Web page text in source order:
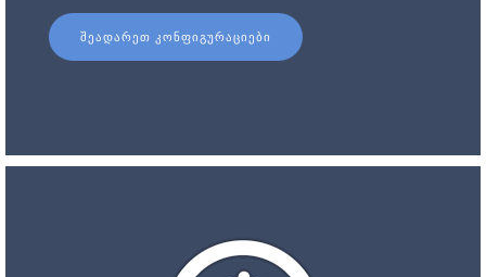
ᲨᲔᲐᲓᲐᲠᲔᲗ ᲙᲝᲜᲤᲘᲒᲣᲠᲐᲪᲘᲔᲑᲘ